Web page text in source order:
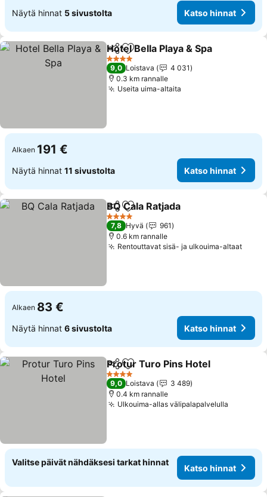
Näytä hinnat 5 sivustolta Katso hinnat
Jaa Lisää suosikkeihin
Hotel Bella Playa & Spa
4 Tähtiluokitus
9,0 Loistava
4 031
0.3 km rannalle
Useita uima-altaita
Alkaen 191 €
Näytä hinnat 11 sivustolta Katso hinnat
Jaa Lisää suosikkeihin
BQ Cala Ratjada
4 Tähtiluokitus
7,8 Hyvä
961
0.6 km rannalle
Rentouttavat sisä- ja ulkouima-altaat
Alkaen 83 €
Näytä hinnat 6 sivustolta Katso hinnat
Jaa Lisää suosikkeihin
Protur Turo Pins Hotel
4 Tähtiluokitus
9,0 Loistava
3 489
0.4 km rannalle
Ulkouima-allas välipalapalvelulla
Valitse päivät nähdäksesi tarkat hinnat
Katso hinnat